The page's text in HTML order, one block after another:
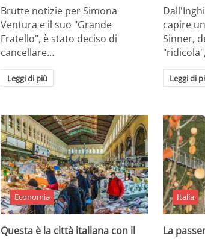
Brutte notizie per Simona
Ventura e il suo "Grande
Fratello", è stato deciso di
cancellare…
Leggi di più
capire
Sinner,
Leggi di
Economia
Questa è la città italiana con il
Italia
La